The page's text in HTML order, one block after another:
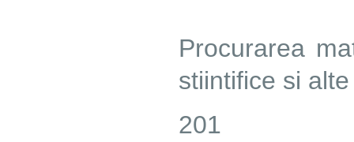
Procurarea
stiintifice si
201